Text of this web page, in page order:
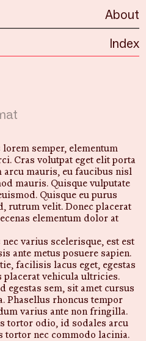
About
Index
semper, elementum
Cras volutpat eget elit porta
mauris, eu faucibus nisl
mauris. Quisque vulputate
Quisque eu purus
rutrum velit. Donec placerat
elementum dolor at
varius scelerisque, est est
ante metus posuere sapien.
facilisis lacus eget, egestas
placerat vehicula ultricies.
egestas sem, sit amet cursus
Phasellus rhoncus tempor
varius ante non fringilla.
tortor odio, id sodales arcu
tortor nec commodo lacinia.